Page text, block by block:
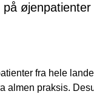
fra hele
praksis.